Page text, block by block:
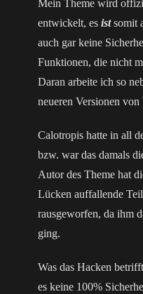
Mein Theme wird
entwickelt, es istsomit
auch gar keine
Funktionen, die nicht
Daran arbeite ich so
neueren Versionen
Calotropis hatte in all
bzw. war das damals
Autor des Theme hat
Lücken auffallende
rausgeworfen, da ihm
ging.
Was das Hacken
es keine 100%